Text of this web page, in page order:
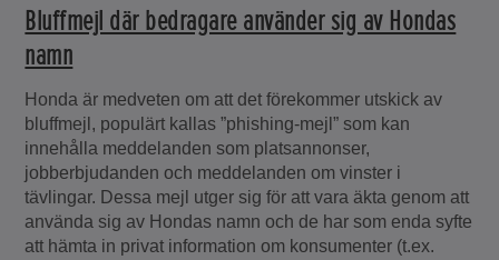
Bluffmejl där bedragare använder sig av Hondas
namn
Honda är medveten om att det förekommer utskick av
bluffmejl, populärt kallas ”phishing-mejl” som kan
innehålla meddelanden som platsannonser,
jobberbjudanden och meddelanden om vinster i
tävlingar. Dessa mejl utger sig för att vara äkta genom att
använda sig av Hondas namn och de har som enda syfte
att hämta in privat information om konsumenter (t.ex.